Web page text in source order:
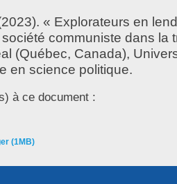
« Explorateurs en
communiste dans la
(Québec, Canada),
en science politique.
à ce document :
(1MB)